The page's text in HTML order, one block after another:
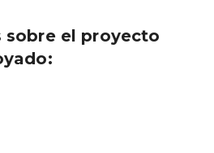
sobre el proyecto